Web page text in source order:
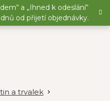
a „Ihned k odeslání“
od přijetí objednávky.
a trvalek